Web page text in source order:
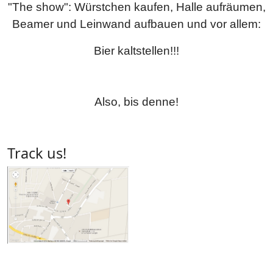
"The show": Würstchen kaufen, Halle aufräumen,
Beamer und Leinwand aufbauen und vor allem:
Bier kaltstellen!!!
Also, bis denne!
Track us!